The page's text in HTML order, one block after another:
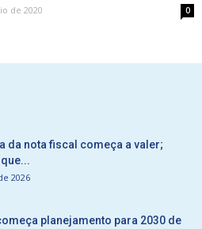
de 2020 0
da nota fiscal começa a valer;
2026
planejamento para 2030 de